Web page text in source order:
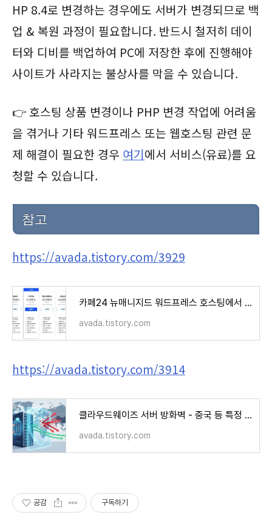
HP 8.4로 변경하는 경우에도 서버가 변경되므로 백
업 & 복원 과정이 필요합니다. 반드시 철저히 데이
터와 디비를 백업하여 PC에 저장한 후에 진행해야
사이트가 사라지는 불상사를 막을 수 있습니다.
👉 호스팅 상품 변경이나 PHP 변경 작업에 어려움
을 겪거나 기타 워드프레스 또는 웹호스팅 관련 문
제 해결이 필요한 경우 여기에서 서비스(유료)를 요
청할 수 있습니다.
참고
https://avada.tistory.com/3929
카페24 뉴매니지드 워드프레스 호스팅에서 지원하는 PHP 버전 (2026년 기준)
avada.tistory.com
https://avada.tistory.com/3914
클라우드웨이즈 서버 방화벽 - 중국 등 특정 국가 차단하기
avada.tistory.com
공감 구독하기